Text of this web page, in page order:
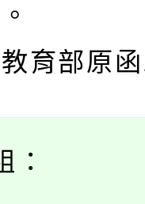
育部原
：